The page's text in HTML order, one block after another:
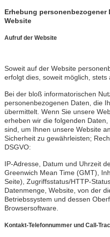
Erhebung personenbezogener
Website
Aufruf der Website
Soweit auf der Website
erfolgt dies, soweit möglich, stets
Bei der bloß informatorischen
personenbezogenen Daten, die
übermittelt. Wenn Sie unsere
erheben wir die folgenden
sind, um Ihnen unsere Website
Sicherheit zu gewährleisten;
DSGVO:
IP-Adresse, Datum und Uhrzeit
Greenwich Mean Time (GMT),
Seite), Zugriffsstatus/HTTP-
Datenmenge, Website, von der
Betriebssystem und dessen
Browsersoftware.
Kontakt-Telefonnummer und Call-